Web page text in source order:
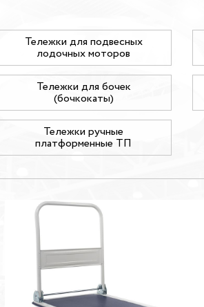
Тележки для подвесных
лодочных моторов
Тележки для бочек
(бочкокаты)
Тележки ручные
платформенные ТП